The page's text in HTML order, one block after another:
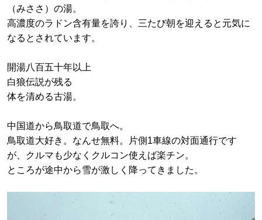
（みささ）の湯。
高濃度のラドン含有量を誇り、三たび朝を迎えると元気に
なるとされています。
開湯八百五十年以上
白狼伝説が残る
体を清める古湯。
中国道から鳥取道で鳥取へ。
鳥取道大好き。なんせ無料。片側1車線の対面通行です
が、クルマも少なくクルコン使えば楽チン。
ところが途中から雪が激しく降ってきました。